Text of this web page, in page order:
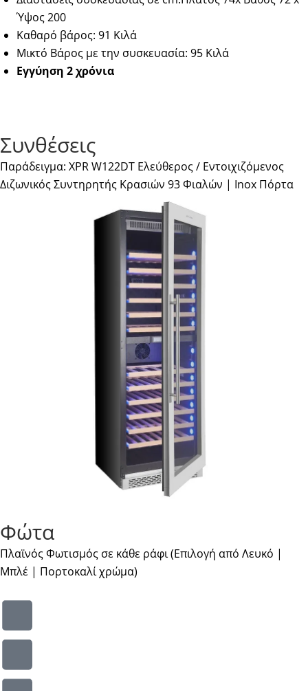
Ύψος 200
Καθαρό βάρος: 91 Κιλά
Μικτό Βάρος με την συσκευασία: 95 Κιλά
Εγγύηση 2 χρόνια
Συνθέσεις
Παράδειγμα: XPR W122DT Ελεύθερος / Εντοιχιζόμενος
Διζωνικός Συντηρητής Κρασιών 93 Φιαλών | Inox Πόρτα
Φώτα
Πλαϊνός Φωτισμός σε κάθε ράφι (Επιλογή από Λευκό |
Μπλέ | Πορτοκαλί χρώμα)